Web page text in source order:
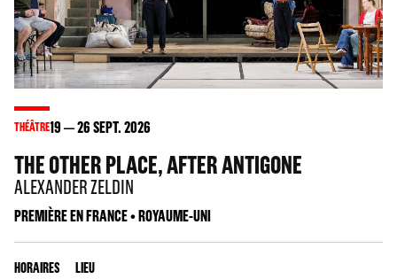
THÉÂTRE19 26SEPT. 2026
THE OTHER PLACE, AFTER ANTIGONE
ALEXANDER ZELDIN
PREMIÈRE EN FRANCE • ROYAUME-UNI
HORAIRES LIEU